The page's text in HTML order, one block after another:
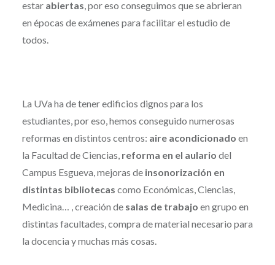
estar abiertas , por eso conseguimos que se abrieran
en épocas de exámenes para facilitar el estudio de
todos.
La UVa ha de tener edificios dignos para los
estudiantes, por eso, hemos conseguido numerosas
reformas en distintos centros: aire acondicionado en
la Facultad de Ciencias, reforma en el aulario del
Campus Esgueva, mejoras de insonorización en
distintas bibliotecas como Económicas, Ciencias,
Medicina… , creación de salas de trabajo en grupo en
distintas facultades, compra de material necesario para
la docencia y muchas más cosas.